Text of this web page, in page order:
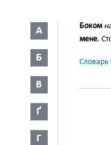
А
Б
В
Ґ
Г
Боком
мене.
Словарь